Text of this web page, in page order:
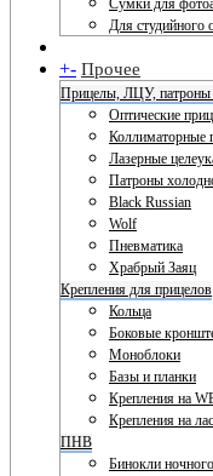
Сумки для
Для студийного
+- Прочее
Прицелы, ЛЦУ, патроны
Оптические
Коллиматорные
Лазерные
Патроны
Black Russian
Wolf
Пневматика
Храбрый Заяц
Крепления для прицелов
Кольца
Боковые
Моноблоки
Базы и планки
Крепления на
Крепления на
ПНВ
Бинокли